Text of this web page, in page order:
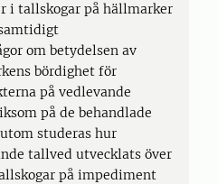
i tallskogar på hällmarker
om betydelsen av
bördighet för
på vedlevande
på de behandlade
studeras hur
tallved utvecklats över
på impediment